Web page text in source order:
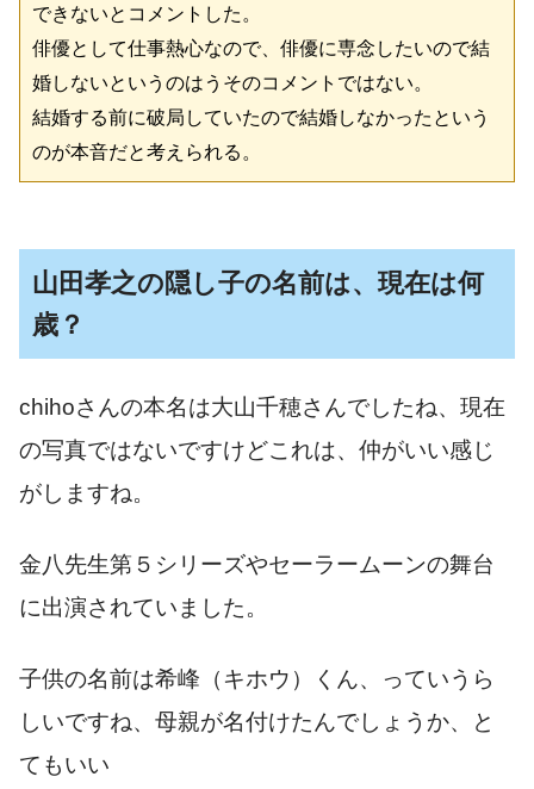
できないとコメントした。
俳優として仕事熱心なので、俳優に専念したいので結
婚しないというのはうそのコメントではない。
結婚する前に破局していたので結婚しなかったという
のが本音だと考えられる。
山田孝之の隠し子の名前は、現在は何
歳？
chihoさんの本名は大山千穂さんでしたね、現在
の写真ではないですけどこれは、仲がいい感じ
がしますね。
金八先生第５シリーズやセーラームーンの舞台
に出演されていました。
子供の名前は希峰（キホウ）くん、っていうら
しいですね、母親が名付けたんでしょうか、と
てもいい